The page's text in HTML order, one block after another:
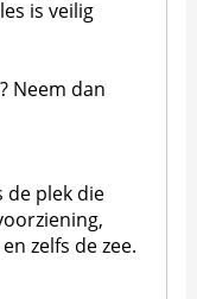
is veilig
Neem dan
de plek die
zelfs de zee.